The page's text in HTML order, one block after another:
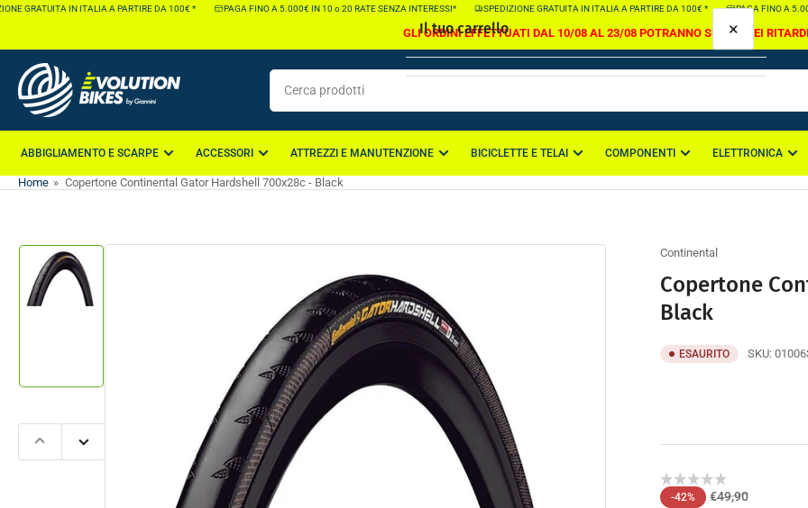
Vai
ai
contenuti
GRATUITA IN ITALIA A PARTIRE DA 100€ * PAGA FINO A 5.000€ IN 10 o 20 RATE SENZA INTERESSI* SPEDIZIONE GRATUITA IN ITALIA A PARTIRE DA 100€ * PAGA FINO A
GLI ORDINI EFFETTUATI DAL 10/08 AL 23/08 POTRANNO SUBIRE DEI RITARDI
Cerca
prodotti
ABBIGLIAMENTO E SCARPE ACCESSORI ATTREZZI E MANUTENZIONE BICICLETTE E TELAI COMPONENTI ELETTRONICA
Home » Copertone Continental Gator Hardshell 700x28c - Black
Vai
direttamente
alle
Slide
precedente
Slide
successiva
Continental
Copertone
Black
ESAURITO SKU:
Prezzo
-42% €49,90Prezzo
Il tuo carrello ×
Il tuo carrello è vuoto